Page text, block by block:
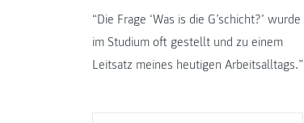
“Die Frage ‘Was is die G’schicht?’ wurde
im Studium oft gestellt und zu einem
Leitsatz meines heutigen Arbeitsalltags.”